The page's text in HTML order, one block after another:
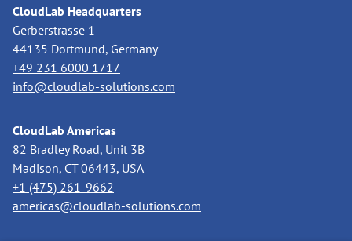
CloudLab Headquarters
Gerberstrasse 1
44135 Dortmund, Germany
+49 231 6000 1717
info@cloudlab-solutions.com
CloudLab Americas
82 Bradley Road, Unit 3B
Madison, CT 06443, USA
+1 (475) 261-9662
americas@cloudlab-solutions.com